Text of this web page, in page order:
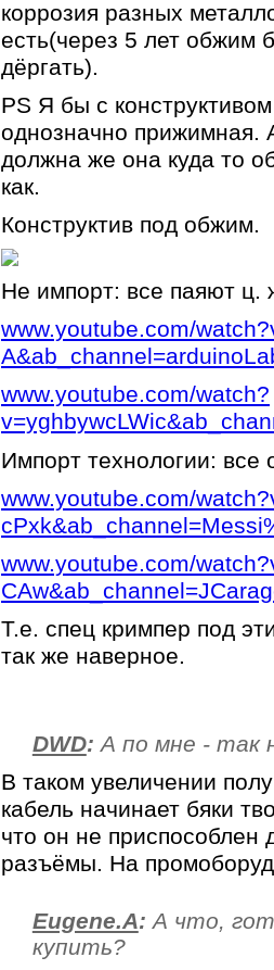
коррозия разных
есть(через 5 лет обжим
дёргать).
PS Я бы с
однозначно прижимная.
должна же она куда то
как.
Конструктив под обжим.
Не импорт: все паяют ц.
www.youtube.com/
www.youtube.com/watch?
Импорт технологии:
www.youtube.com/
www.youtube.com/
Т.е. спец кримпер под
так же наверное.
DWD: А по мне - так
В таком увеличении
кабель начинает бяки
что он не приспособлен
разъёмы. На
Eugene.A: А что,
купить?